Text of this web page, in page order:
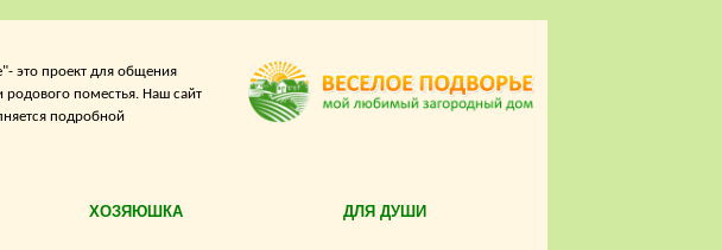
это проект для общения
родового поместья. Наш сайт
подробной
ХОЗЯЮШКА ДЛЯ ДУШИ